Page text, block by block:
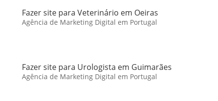
Fazer site para Veterinário em Oeiras
Agência de Marketing Digital em Portugal
Fazer site para Urologista em Guimarães
Agência de Marketing Digital em Portugal